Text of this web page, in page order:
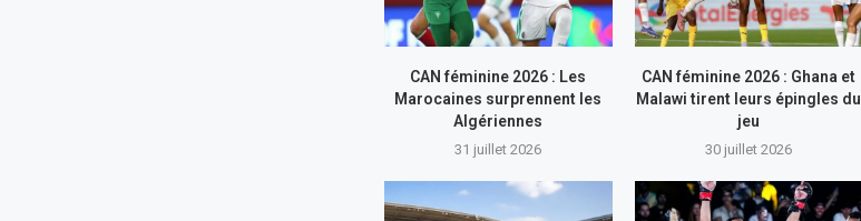
CAN féminine 2026 : Les
Marocaines surprennent les
Algériennes
31 juillet 2026
CAN féminine 2026 : Ghana et
Malawi tirent leurs épingles du
jeu
30 juillet 2026